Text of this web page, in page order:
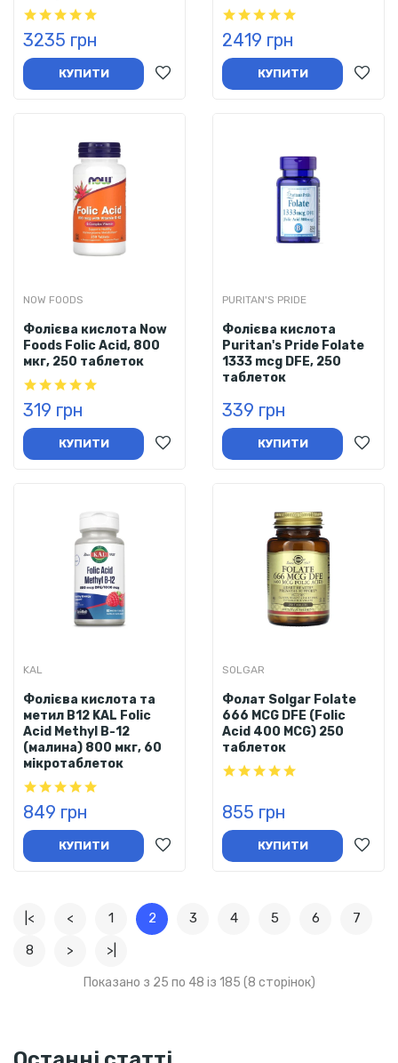
3235 грн
КУПИТИ
2419 грн
КУПИТИ
NOW FOODS
Фолієва кислота Now
Foods Folic Acid, 800
мкг, 250 таблеток
319 грн
КУПИТИ
PURITAN'S PRIDE
Фолієва кислота
Puritan's Pride Folate
1333 mcg DFE, 250
таблеток
339 грн
КУПИТИ
KAL
Фолієва кислота та
метил В12 KAL Folic
Acid Methyl B-12
(малина) 800 мкг, 60
мікротаблеток
849 грн
КУПИТИ
SOLGAR
Фолат Solgar Folate
666 MCG DFE (Folic
Acid 400 MCG) 250
таблеток
855 грн
КУПИТИ
|< < 1 2 3 4 5 6
7
8
> >|
Показано з 25 по 48 із 185 (8 сторінок)